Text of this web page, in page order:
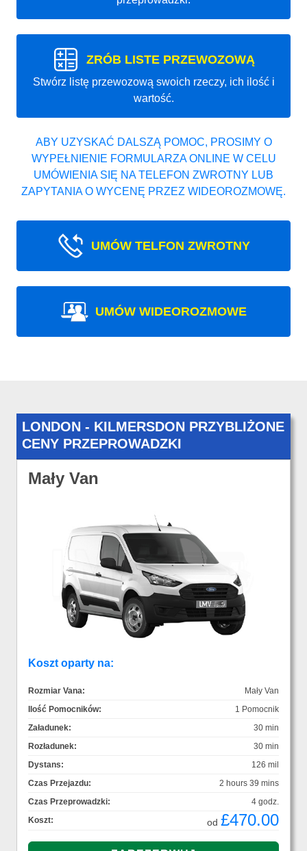
ZRÓB LISTE PRZEWOZOWĄ
Stwórz listę przewozową swoich rzeczy, ich ilość i
wartość.
ABY UZYSKAĆ DALSZĄ POMOC, PROSIMY O
WYPEŁNIENIE FORMULARZA ONLINE W CELU
UMÓWIENIA SIĘ NA TELEFON ZWROTNY LUB
ZAPYTANIA O WYCENĘ PRZEZ WIDEOROZMOWĘ.
UMÓW TELFON ZWROTNY
UMÓW WIDEOROZMOWE
LONDON - KILMERSDON PRZYBLIŻONE
CENY PRZEPROWADZKI
Mały Van
Koszt oparty na:
Rozmiar Vana:
Mały Van
Ilość Pomocników:
1 Pomocnik
Załadunek:
30 min
Rozładunek:
30 min
Dystans:
126 mil
Czas Przejazdu:
2 hours 39 mins
Czas Przeprowadzki:
4 godz.
Koszt:
od £470.00